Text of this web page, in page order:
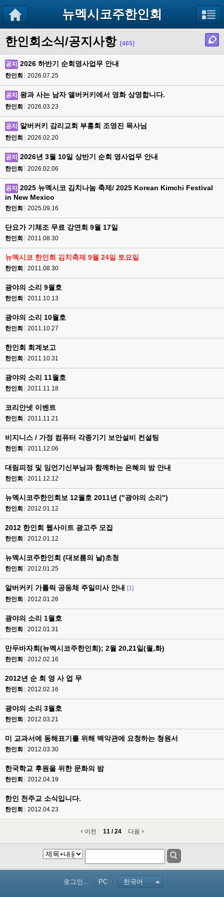
뉴멕시코주한인회
한인회소식/공지사항 [465]
공지 2026 하반기 순회영사업무 안내
한인회 2026.07.25
공지 왕과 사는 남자 앨버커키에서 영화 상영합니다.
한인회 2026.03.23
공지 알버커키 감리교회 부흥회 조영진 목사님
한인회 2026.02.20
공지 2026년 3월 10일 상반기 순회 영사업무 안내
한인회 2026.02.06
공지
2025 뉴멕시코 김치나눔 축제/ 2025 Korean Kimchi Festival
in New Mexico
한인회 2025.09.16
단요가 기체조 무료 강연회 9월 17일
한인회 2011.08.30
뉴멕시코 한인회 김치축제 9월 24일 토요일
한인회 2011.08.30
광야의 소리 9월호
한인회 2011.10.13
광야의 소리 10월호
한인회 2011.10.27
한인회 회계보고
한인회 2011.10.31
광야의 소리 11월호
한인회 2011.11.18
코리안넷 이벤트
한인회 2011.11.21
비지니스 / 가정 컴퓨터 각종기기 보안설비 컨설팅
한인회 2011.12.06
대림피정 및 임언기신부님과 함께하는 은혜의 밤 안내
한인회 2011.12.12
뉴멕시코주한인회보 12월호 2011년 ("광야의 소리")
한인회 2012.01.12
2012 한인회 웹사이트 광고주 모집
한인회 2012.01.12
뉴멕시코주한인회 (대보름의 날)초청
한인회 2012.01.25
알버커키 가톨릭 공동체 주일미사 안내
[1]
한인회
2012.01.26
광야의 소리 1월호
한인회 2012.01.31
만두바자회(뉴멕시코주한인회); 2월 20,21일(월,화)
한인회 2012.02.16
2012년 순 회 영 사 업 무
한인회 2012.02.16
광야의 소리 3월호
한인회 2012.03.21
미 교과서에 동해표기를 위해 백악관에 요청하는 청원서
한인회 2012.03.30
한국학교 후원을 위한 문화의 밤
한인회 2012.04.19
한인 천주교 소식입니다.
한인회 2012.04.23
이전 11 / 24 다음
로그인... PC 한국어